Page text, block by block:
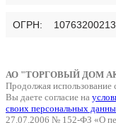
ОГРН:
АО "ТОРГОВЫЙ ДОМ
Продолжая использование
Вы даете согласие на
своих персональных
27.07.2006 № 152-ФЗ «О